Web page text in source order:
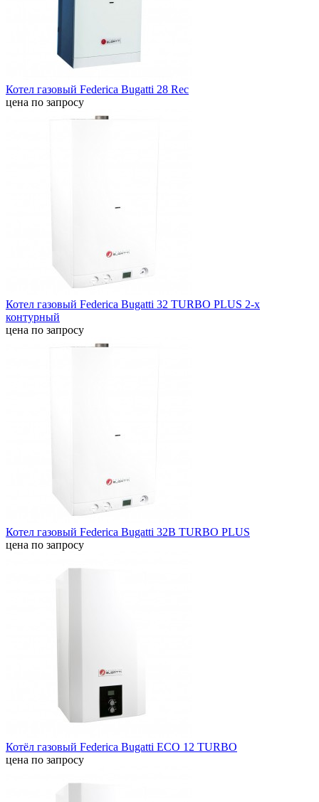
Котел газовый Federica Bugatti 28 Rec
цена по запросу
Котел газовый Federica Bugatti 32 TURBO PLUS 2-х
контурный
цена по запросу
Котел газовый Federica Bugatti 32B TURBO PLUS
цена по запросу
Котёл газовый Federica Bugatti ECO 12 TURBO
цена по запросу